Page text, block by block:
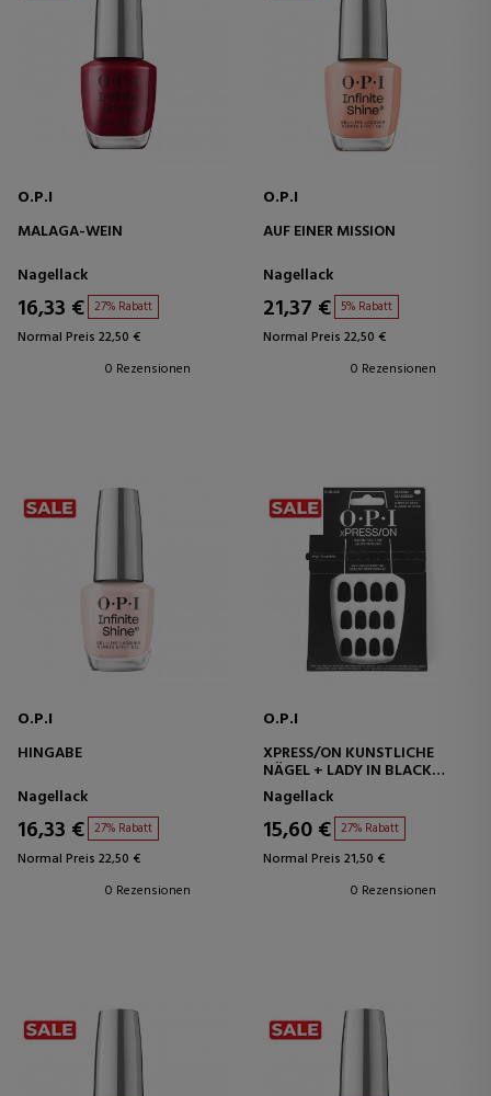
O.P.I
MALAGA-WEIN
Nagellack
16,33 € 27% Rabatt
Normal Preis 22,50 €
0 Rezensionen
O.P.I
AUF EINER MISSION
Nagellack
21,37 € 5% Rabatt
Normal Preis 22,50 €
0 Rezensionen
O.P.I
HINGABE
Nagellack
16,33 € 27% Rabatt
Normal Preis 22,50 €
0 Rezensionen
O.P.I
XPRESS/ON KÜNSTLICHE
NÄGEL + LADY IN BLACK
NAGELLACK
Nagellack
15,60 € 27% Rabatt
Normal Preis 21,50 €
0 Rezensionen